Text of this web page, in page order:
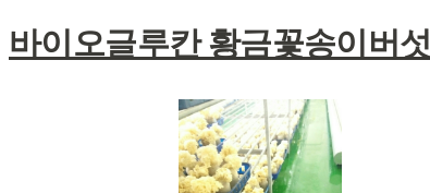
바이오글루칸 황금꽃송이버섯